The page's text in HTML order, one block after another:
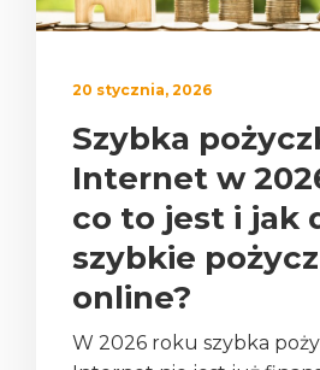
20 stycznia, 2026
Szybka
Internet w
co to jest i jak
szybkie
online?
W 2026 roku szybka